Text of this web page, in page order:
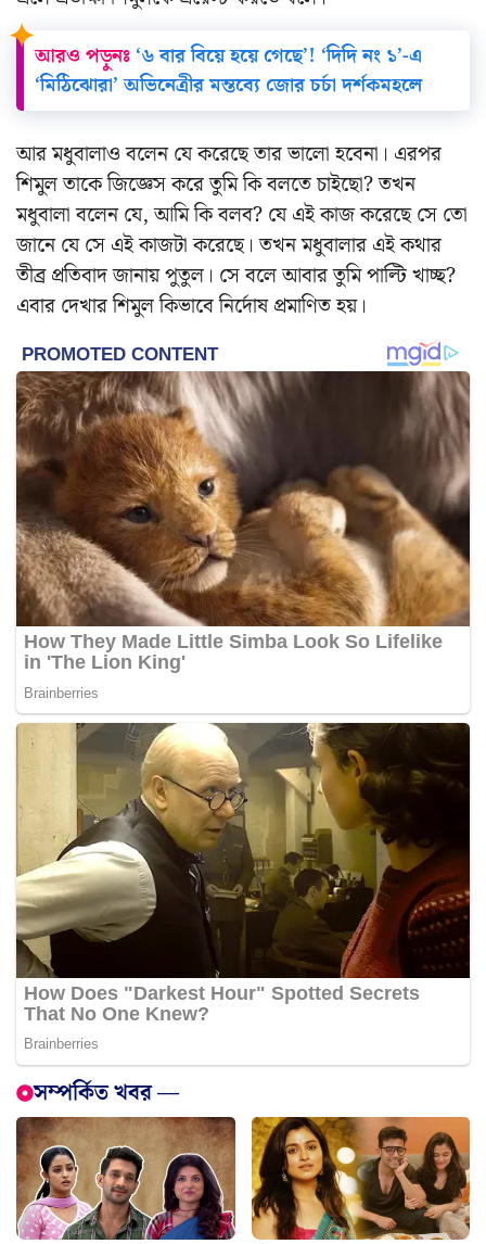
আরও পড়ুনঃ ‘৬ বার বিয়ে হয়ে গেছে’! ‘দিদি নং ১’-এ
‘মিঠিঝোরা’ অভিনেত্রীর মন্তব্যে জোর চর্চা দর্শকমহলে
আর মধুবালাও বলেন যে করেছে তার ভালো হবেনা। এরপর
শিমুল তাকে জিজ্ঞেস করে তুমি কি বলতে চাইছো? তখন
মধুবালা বলেন যে, আমি কি বলব? যে এই কাজ করেছে সে তো
জানে যে সে এই কাজটা করেছে। তখন মধুবালার এই কথার
তীব্র প্রতিবাদ জানায় পুতুল। সে বলে আবার তুমি পাল্টি খাচ্ছ?
এবার দেখার শিমুল কিভাবে নির্দোষ প্রমাণিত হয়।
সম্পর্কিত খবর —